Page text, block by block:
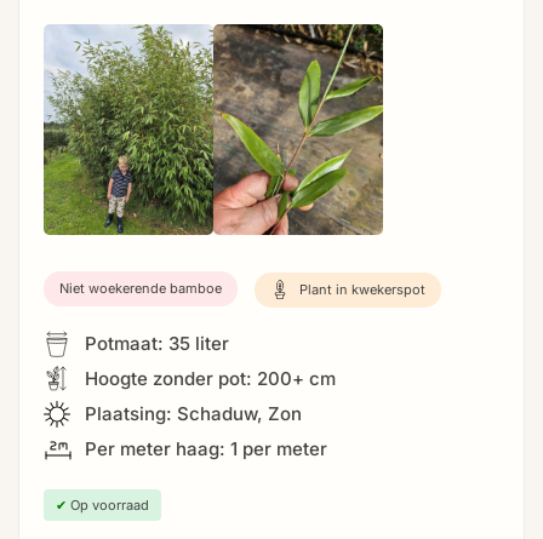
Niet woekerende bamboe Plant in kwekerspot
Potmaat: 35 liter
Hoogte zonder pot: 200+ cm
Plaatsing: Schaduw, Zon
Per meter haag: 1 per meter
✔ Op voorraad